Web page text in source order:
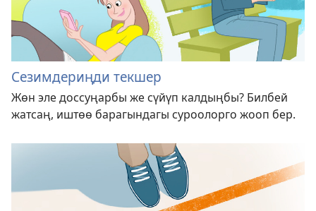
Сезимдериңди текшер
Жөн эле доссуңарбы же сүйүп калдыңбы? Билбей
жатсаң, иштөө барагындагы суроолорго жооп бер.